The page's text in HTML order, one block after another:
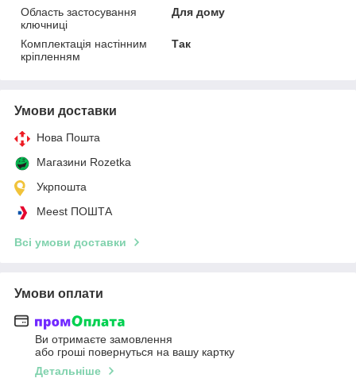
Область застосування
ключниці
Для дому
Комплектація настінним
кріпленням
Так
Умови доставки
Нова Пошта
Магазини Rozetka
Укрпошта
Meest ПОШТА
Всі умови доставки
Умови оплати
Ви отримаєте замовлення
або гроші повернуться на вашу картку
Детальніше